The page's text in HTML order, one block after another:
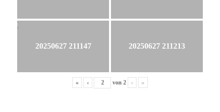
20250627 211147 20250627 211213
« ‹ von 2 › »